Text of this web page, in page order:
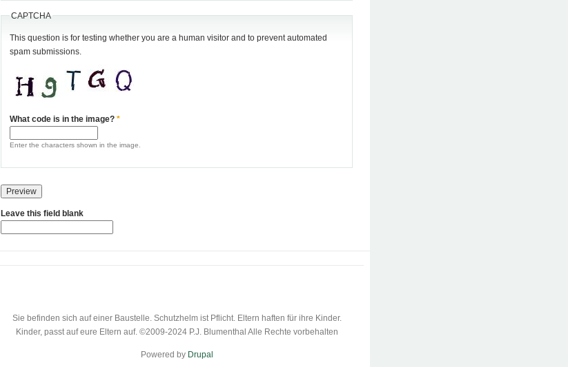
CAPTCHA
This question is for testing whether you are a human visitor and to prevent automated
spam submissions.
What code is in the image?*
Enter the characters shown in the image.
Leave this field blank
Sie befinden sich auf einer Baustelle. Schutzhelm ist Pflicht. Eltern haften für ihre Kinder.
Kinder, passt auf eure Eltern auf. ©2009-2024 P.J. Blumenthal Alle Rechte vorbehalten
Powered by Drupal